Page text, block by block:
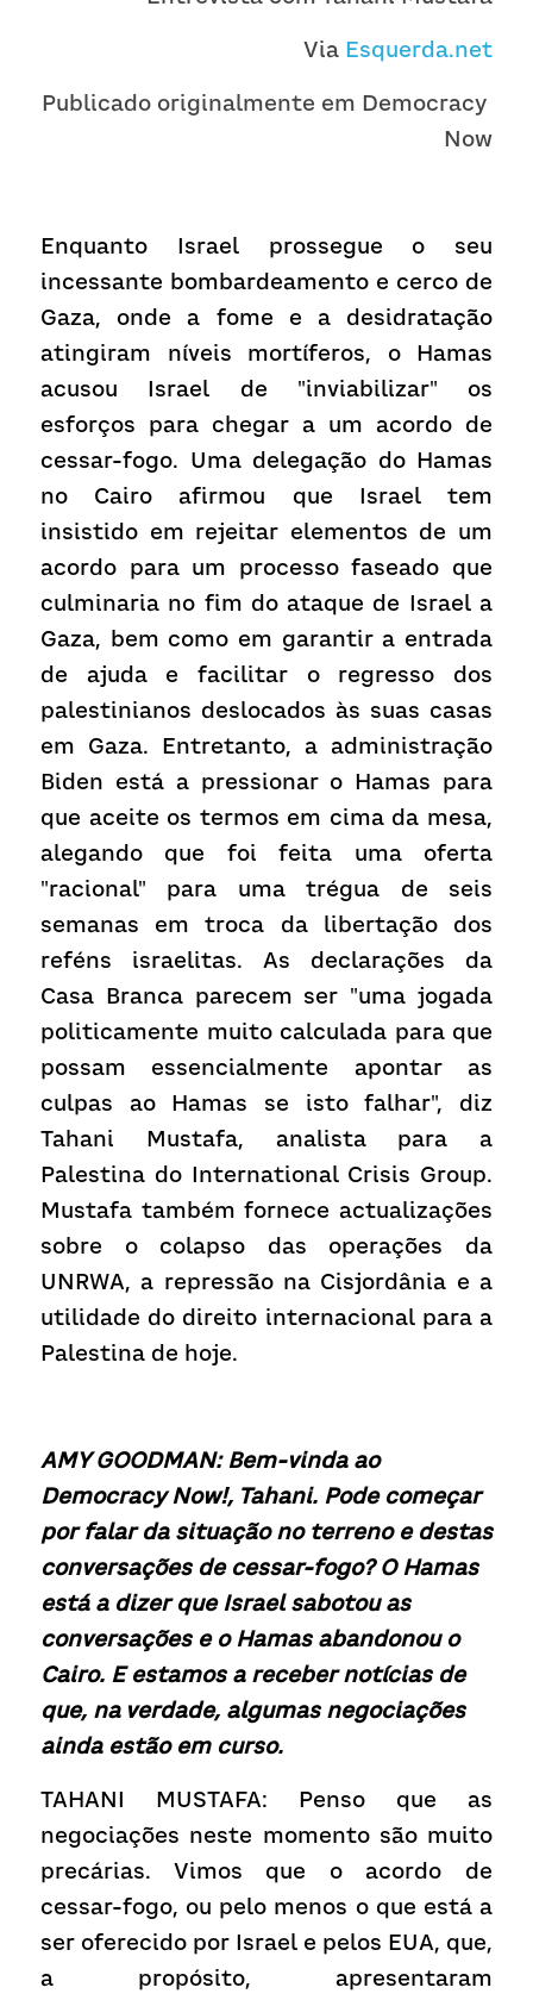
Receba atualizações
Via Esquerda.net
Publicado originalmente em Democracy
Now
Enquanto Israel prossegue o seu
incessante bombardeamento e cerco de
Gaza, onde a fome e a desidratação
atingiram níveis mortíferos, o Hamas
acusou Israel de "inviabilizar" os
esforços para chegar a um acordo de
cessar-fogo. Uma delegação do Hamas
no Cairo afirmou que Israel tem
insistido em rejeitar elementos de um
acordo para um processo faseado que
culminaria no fim do ataque de Israel a
Gaza, bem como em garantir a entrada
de ajuda e facilitar o regresso dos
palestinianos deslocados às suas casas
em Gaza. Entretanto, a administração
Biden está a pressionar o Hamas para
que aceite os termos em cima da mesa,
alegando que foi feita uma oferta
"racional" para uma trégua de seis
semanas em troca da libertação dos
reféns israelitas. As declarações da
Casa Branca parecem ser "uma jogada
politicamente muito calculada para que
possam essencialmente apontar as
culpas ao Hamas se isto falhar", diz
Tahani Mustafa, analista para a
Palestina do International Crisis Group.
Mustafa também fornece actualizações
sobre o colapso das operações da
UNRWA, a repressão na Cisjordânia e a
utilidade do direito internacional para a
Palestina de hoje.
AMY GOODMAN: Bem-vinda ao
Democracy Now!, Tahani. Pode começar
por falar da situação no terreno e destas
conversações de cessar-fogo? O Hamas
está a dizer que Israel sabotou as
conversações e o Hamas abandonou o
Cairo. E estamos a receber notícias de
que, na verdade, algumas negociações
ainda estão em curso.
TAHANI MUSTAFA: Penso que as
negociações neste momento são muito
precárias. Vimos que o acordo de
cessar-fogo, ou pelo menos o que está a
ser oferecido por Israel e pelos EUA, que,
a propósito, apresentaram